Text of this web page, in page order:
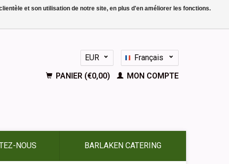
EUR
GBP
Français
Nederlands
Deutsch
PANIER (€0,00) MON COMPTE
NOUS BARLAKEN CATERING
et son utilisation de notre site, en plus d'en améliorer les fonctions.